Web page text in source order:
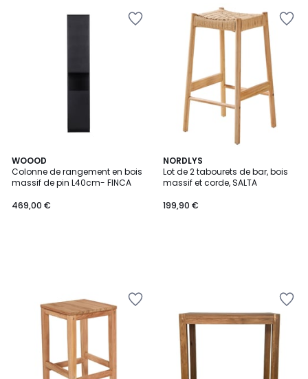
WOOOD
Colonne de rangement en bois
massif de pin L40cm- FINCA
469,00 €
NORDLYS
Lot de 2 tabourets de bar, bois
massif et corde, SALTA
199,90 €